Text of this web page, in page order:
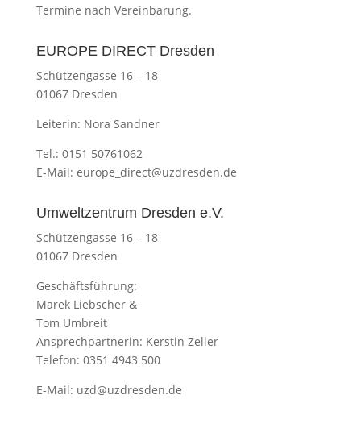
Termine nach Vereinbarung.
EUROPE DIRECT Dresden
Schützengasse 16 – 18
01067 Dresden
Leiterin: Nora Sandner
Tel.: 0151 50761062
E-Mail: europe_direct@uzdresden.de
Umweltzentrum Dresden e.V.
Schützengasse 16 – 18
01067 Dresden
Geschäftsführung:
Marek Liebscher &
Tom Umbreit
Ansprechpartnerin: Kerstin Zeller
Telefon: 0351 4943 500
E-Mail: uzd@uzdresden.de